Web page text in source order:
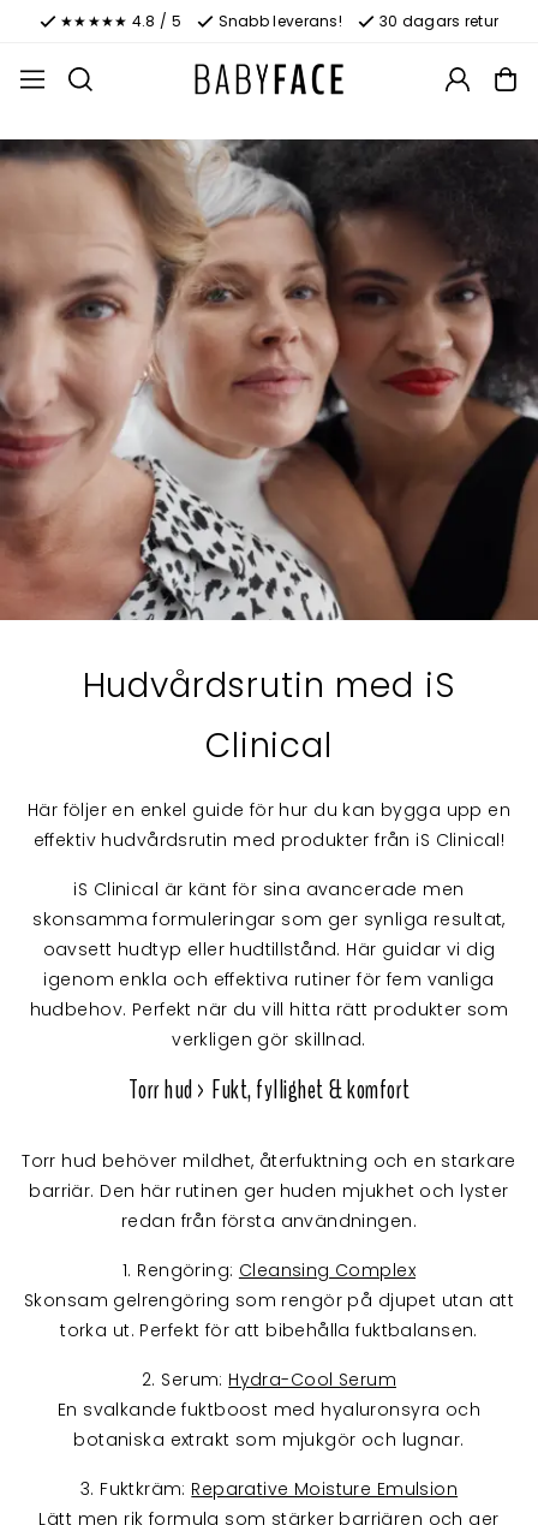
★★★★★ 4.8 / 5 Snabb leverans! 30 dagars retur
Hudvårdsrutin med iS
Clinical
Här följer en enkel guide för hur du kan bygga upp en
effektiv hudvårdsrutin med produkter från iS Clinical!
iS Clinical är känt för sina avancerade men
skonsamma formuleringar som ger synliga resultat,
oavsett hudtyp eller hudtillstånd. Här guidar vi dig
igenom enkla och effektiva rutiner för fem vanliga
hudbehov. Perfekt när du vill hitta rätt produkter som
verkligen gör skillnad.
Torr hud > Fukt, fyllighet & komfort
Torr hud behöver mildhet, återfuktning och en starkare
barriär. Den här rutinen ger huden mjukhet och lyster
redan från första användningen.
1. Rengöring: Cleansing Complex
Skonsam gelrengöring som rengör på djupet utan att
torka ut. Perfekt för att bibehålla fuktbalansen.
2. Serum: Hydra-Cool Serum
En svalkande fuktboost med hyaluronsyra och
botaniska extrakt som mjukgör och lugnar.
3. Fuktkräm: Reparative Moisture Emulsion
Lätt men rik formula som stärker barriären och ger